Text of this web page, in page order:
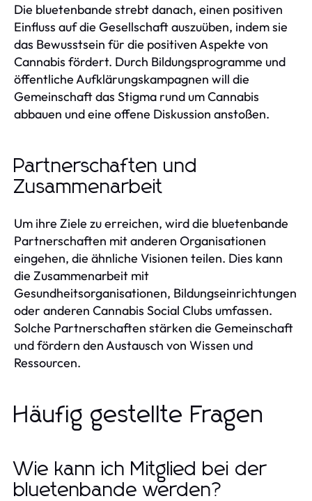
Die bluetenbande strebt danach, einen positiven
Einfluss auf die Gesellschaft auszuüben, indem sie
das Bewusstsein für die positiven Aspekte von
Cannabis fördert. Durch Bildungsprogramme und
öffentliche Aufklärungskampagnen will die
Gemeinschaft das Stigma rund um Cannabis
abbauen und eine offene Diskussion anstoßen.
Partnerschaften und
Zusammenarbeit
Um ihre Ziele zu erreichen, wird die bluetenbande
Partnerschaften mit anderen Organisationen
eingehen, die ähnliche Visionen teilen. Dies kann
die Zusammenarbeit mit
Gesundheitsorganisationen, Bildungseinrichtungen
oder anderen Cannabis Social Clubs umfassen.
Solche Partnerschaften stärken die Gemeinschaft
und fördern den Austausch von Wissen und
Ressourcen.
Häufig gestellte Fragen
Wie kann ich Mitglied bei der
bluetenbande werden?